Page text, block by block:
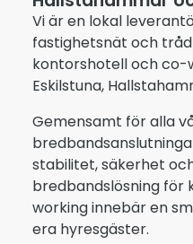
Vi är en lokal
fastighetsnät och
kontorshotell och co-
Eskilstuna,
Gemensamt för alla
stabilitet, säkerhet
bredbandslösning för
working innebär en
era hyresgäster.